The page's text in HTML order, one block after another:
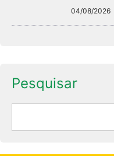
04/08/2026
Pesquisar